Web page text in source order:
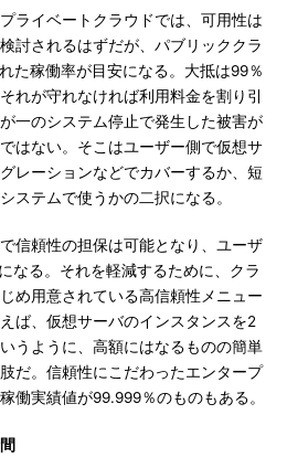
ライベートクラウドでは、可用性は
討されるはずだが、パブリッククラ
た稼働率が目安になる。大抵は99％
れが守れなければ利用料金を割り引
一のシステム停止で発生した被害が
はない。そこはユーザー側で仮想サ
レーションなどでカバーするか、短
ステムで使うかの二択になる。
信頼性の担保は可能となり、ユーザ
なる。それを軽減するために、クラ
め用意されている高信頼性メニュー
ば、仮想サーバのインスタンスを2
うように、高額にはなるものの簡単
だ。信頼性にこだわったエンタープ
働実績値が99.999％のものもある。